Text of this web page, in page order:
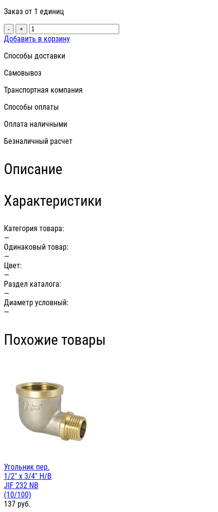
Заказ от 1 единиц
- +
Добавить в корзину
Способы доставки
Самовывоз
Транспортная компания
Способы оплаты
Оплата наличными
Безналичный расчет
Описание
Характеристики
Категория товара:
—
Одинаковый товар:
—
Цвет:
—
Раздел каталога:
—
Диаметр условный:
—
Похожие товары
Угольник пер.
1/2" х 3/4" Н/В
JIF 232 NB
(10/100)
137 руб.